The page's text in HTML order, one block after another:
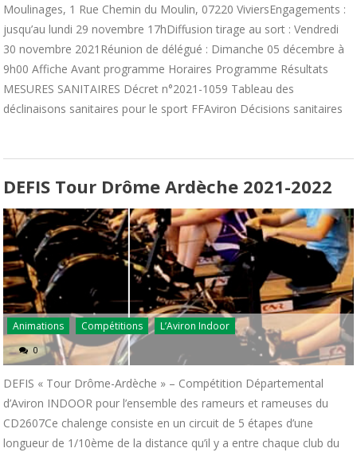
Moulinages, 1 Rue Chemin du Moulin, 07220 ViviersEngagements :
jusqu’au lundi 29 novembre 17hDiffusion tirage au sort : Vendredi
30 novembre 2021Réunion de délégué : Dimanche 05 décembre à
9h00 Affiche Avant programme Horaires Programme Résultats
MESURES SANITAIRES Décret n°2021-1059 Tableau des
déclinaisons sanitaires pour le sport FFAviron Décisions sanitaires
DEFIS Tour Drôme Ardèche 2021-2022
Animations Compétitions L’Aviron Indoor
0
DEFIS « Tour Drôme-Ardèche » – Compétition Départemental
d’Aviron INDOOR pour l’ensemble des rameurs et rameuses du
CD2607Ce chalenge consiste en un circuit de 5 étapes d’une
longueur de 1/10ème de la distance qu’il y a entre chaque club du